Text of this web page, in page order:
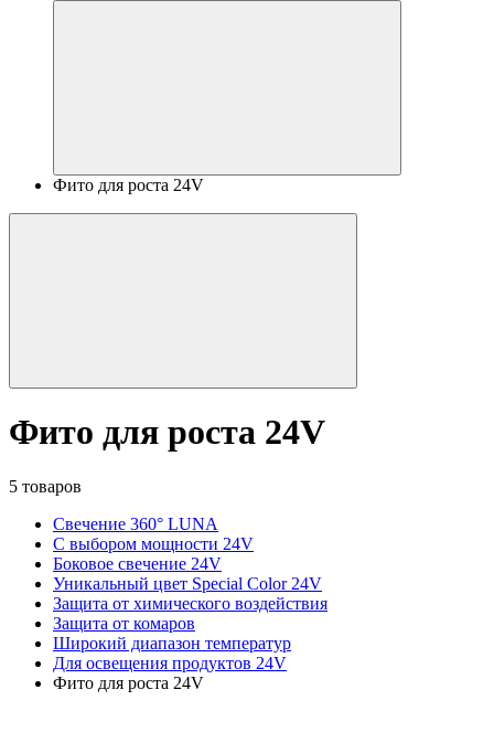
Фито для роста 24V
Фито для роста 24V
5 товаров
Свечение 360° LUNA
С выбором мощности 24V
Боковое свечение 24V
Уникальный цвет Special Color 24V
Защита от химического воздействия
Защита от комаров
Широкий диапазон температур
Для освещения продуктов 24V
Фито для роста 24V